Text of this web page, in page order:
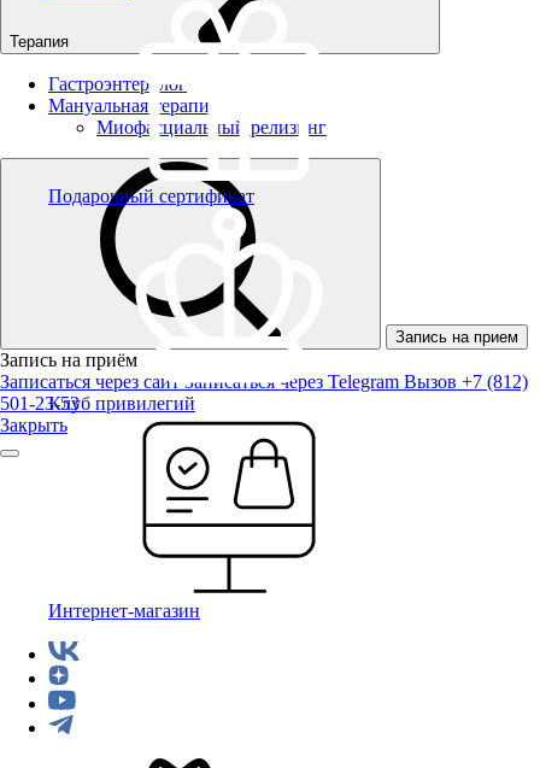
Терапия
Гастроэнтеролог
Мануальная терапия
Миофасциальный релизинг
Запись на прием
Запись на приём
Записаться через сайт Записаться через Telegram Вызов +7 (812)
501-23-53
Закрыть
Подарочный сертификат
Клуб привилегий
Интернет-магазин